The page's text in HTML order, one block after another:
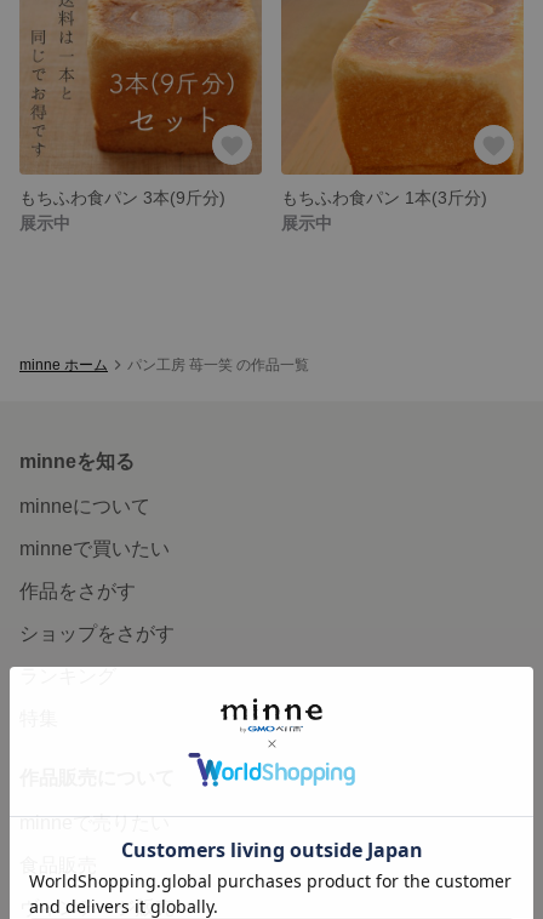
もちふわ食パン 3本(9斤分)
展示中
もちふわ食パン 1本(3斤分)
展示中
minne ホーム パン工房 苺一笑 の作品一覧
minneを知る
minneについて
minneで買いたい
作品をさがす
ショップをさがす
minneで売りたい
ヴィンテージ販売